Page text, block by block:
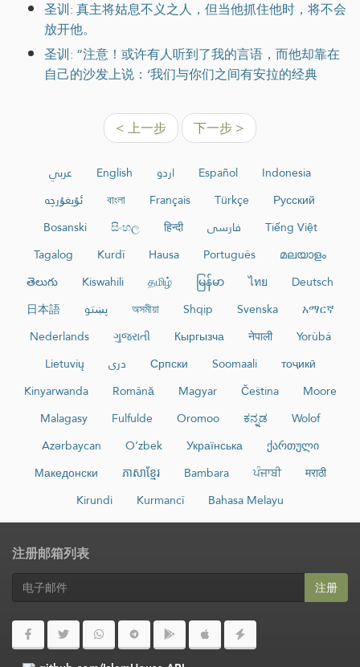
圣训: 真主将姑息不义之人，但当他抓住他时，将不会
放开他。
圣训: “注意！或许有人听到了我的言语，而他却靠在
自己的沙发上说：‘我们与你们之间有安拉的经典
< 上一步 下一步 >
عربي English اردو Español
Indonesia
ئۇيغۇرچە
বাংলা Français Türkçe
Русский
Bosanski
සිංහල हिन्दी فارسی
Tiếng Việt
Tagalog
Kurdî Hausa Português
മലയാളം
తెలుగు
Kiswahili தமிழ் မြန်မာ ไทย
Deutsch
日本語
پښتو অসমীয়া Shqip Svenska
አማርኛ
Nederlands
ગુજરાતી Кыргызча नेपाली
Yorùbá
Lietuvių
دری Српски Soomaali
тоҷикӣ
Kinyarwanda
Română Magyar Čeština
Moore
Malagasy
Fulfulde Oromoo ಕನ್ನಡ
Wolof
Azərbaycan
O‘zbek Українська
ქართული
Македонски
ភាសាខ្មែរ Bambara ਪੰਜਾਬੀ
मराठी
Kirundi
Kurmancî Bahasa Melayu
注册邮箱列表
注册